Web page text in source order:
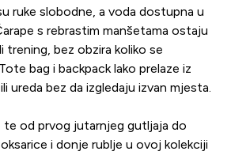
ruke slobodne, a voda dostupna u
s rebrastim manšetama ostaju
trening, bez obzira koliko se
bag i backpack lako prelaze iz
ureda bez da izgledaju izvan mjesta.
te od prvog jutarnjeg gutljaja do
i donje rublje u ovoj kolekciji